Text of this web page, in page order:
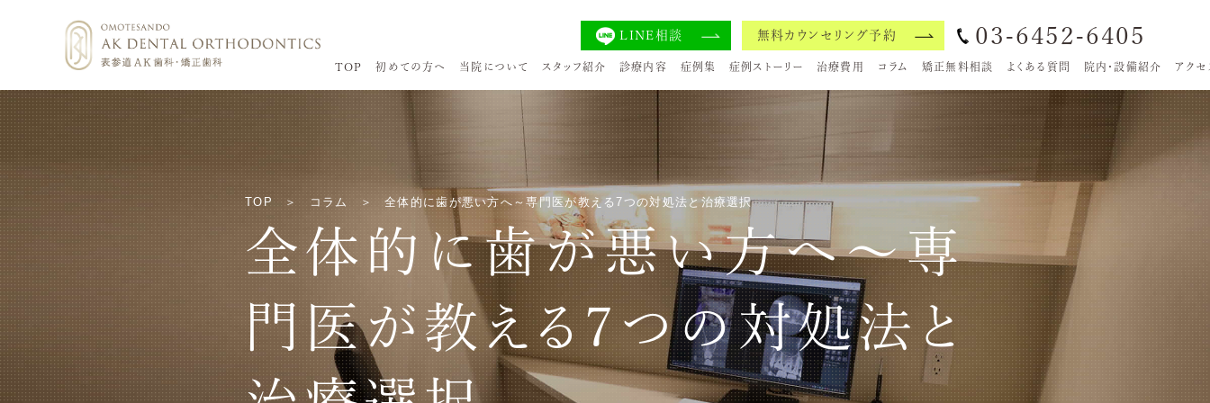
LINE相談 無料カウンセリング予約 03-6452-6405
TOP 初めての方へ 当院について スタッフ紹介 診療内容 症例集 症例ストーリー 治療費用 コラム 矯正無料相談 よくある質問 院内・設備紹介 アクセ
TOP コラム 全体的に歯が悪い方へ～専門医が教える7つの対処法と治療選択
全体的に歯が悪い方へ～専
門医が教える7つの対処法と